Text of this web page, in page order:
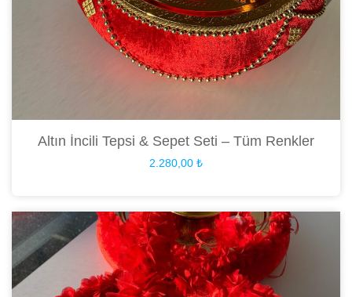
Altın İncili Tepsi & Sepet Seti – Tüm Renkler
2.280,00 ₺